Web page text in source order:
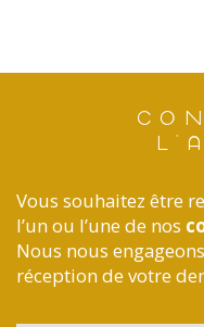
Vous souhaitez être
l’un ou l’une de nos
Nous nous
réception de votre